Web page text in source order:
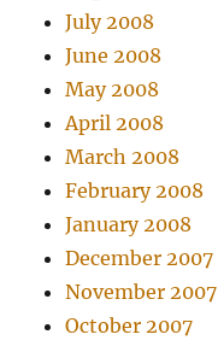
July 2008
June 2008
May 2008
April 2008
March 2008
February 2008
January 2008
December 2007
November 2007
October 2007